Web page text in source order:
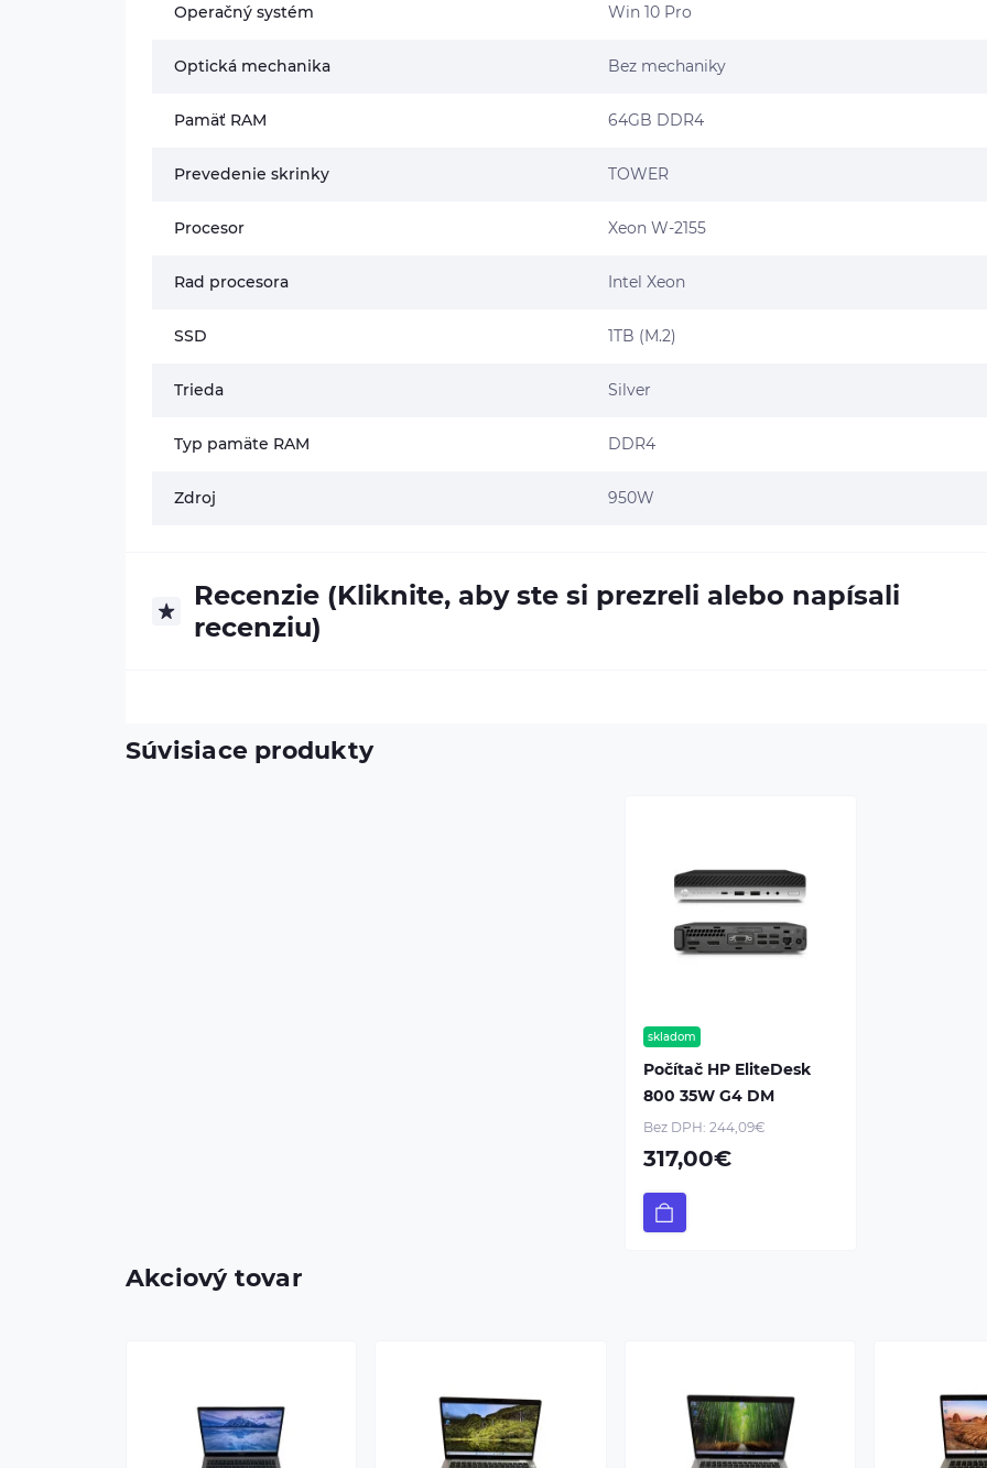
Operačný systém Win 10 Pro
Optická mechanika Bez mechaniky
Pamäť RAM 64GB DDR4
Prevedenie skrinky TOWER
Procesor Xeon W-2155
Rad procesora Intel Xeon
SSD 1TB (M.2)
Trieda Silver
Typ pamäte RAM DDR4
Zdroj 950W
Recenzie (Kliknite, aby ste si prezreli alebo napísali
recenziu)
Súvisiace produkty
skladom
Počítač HP EliteDesk
800 35W G4 DM
Bez DPH: 244,09€
317,00€
Akciový tovar